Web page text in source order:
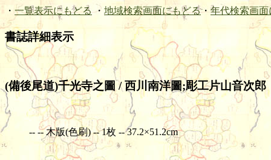
・ 一覧表示にもどる ・ 地域検索画面にもどる・ 年代検索画面
書誌詳細表示
(備後尾道)千光寺之圖 / 西川南洋圖;彫工片山音次郎
-- -- 木版(色刷) -- 1枚 -- 37.2×51.2cm